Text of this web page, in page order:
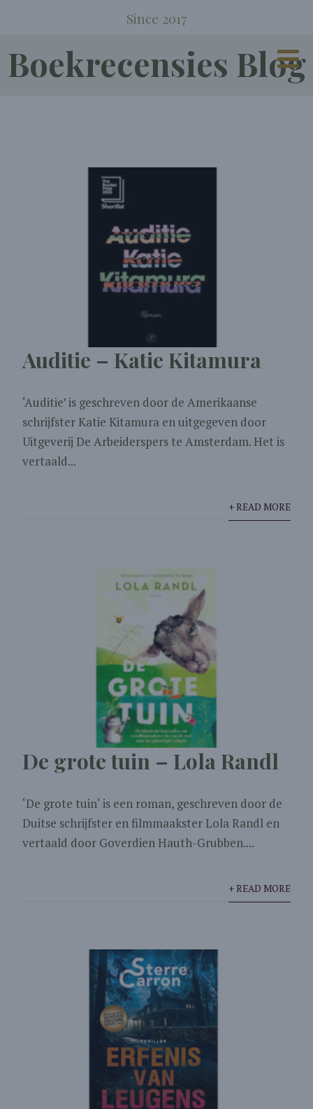
Since 2017
Boekrecensies Blog
Auditie – Katie Kitamura
‘Auditie’ is geschreven door de Amerikaanse
schrijfster Katie Kitamura en uitgegeven door
Uitgeverij De Arbeiderspers te Amsterdam. Het is
vertaald...
+ READ MORE
De grote tuin – Lola Randl
‘De grote tuin‘ is een roman, geschreven door de
Duitse schrijfster en filmmaakster Lola Randl en
vertaald door Goverdien Hauth-Grubben....
+ READ MORE